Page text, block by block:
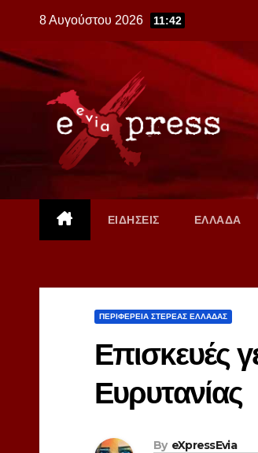
content
8 Αυγούστου 2026 11:42
ΕΙΔΗΣΕΙΣ ΕΛΛΑΔΑ
ΠΕΡΙΦΕΡΕΙΑ ΣΤΕΡΕΑΣ ΕΛΛΑΔΑΣ
Επισκευές
Ευρυτανίας
By eXpressEvia